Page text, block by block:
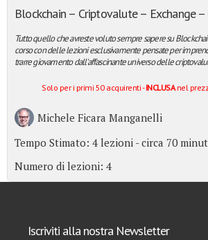
Blockchain – Criptovalute – Exchange –
Tutto quello che avreste voluto sempre sapere su
corso con delle lezioni esclusivamente pensate per
trarre giovamento dall'affascinante universo delle
Solo per i primi 50 acquirenti -INCLUSAnel
Michele Ficara Manganelli
Tempo Stimato: 4 lezioni - circa 70
Numero di lezioni: 4
Iscriviti alla nostra Newsletter